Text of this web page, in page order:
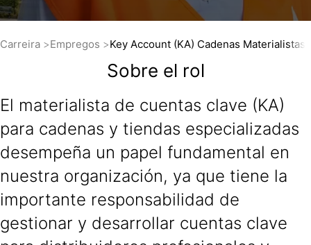
Carreira Empregos Key Account (KA) Cadenas
Sobre el rol
El materialista de cuentas clave (KA)
para cadenas y tiendas especializadas
desempeña un papel fundamental en
nuestra organización, ya que tiene la
importante responsabilidad de
gestionar y desarrollar cuentas clave